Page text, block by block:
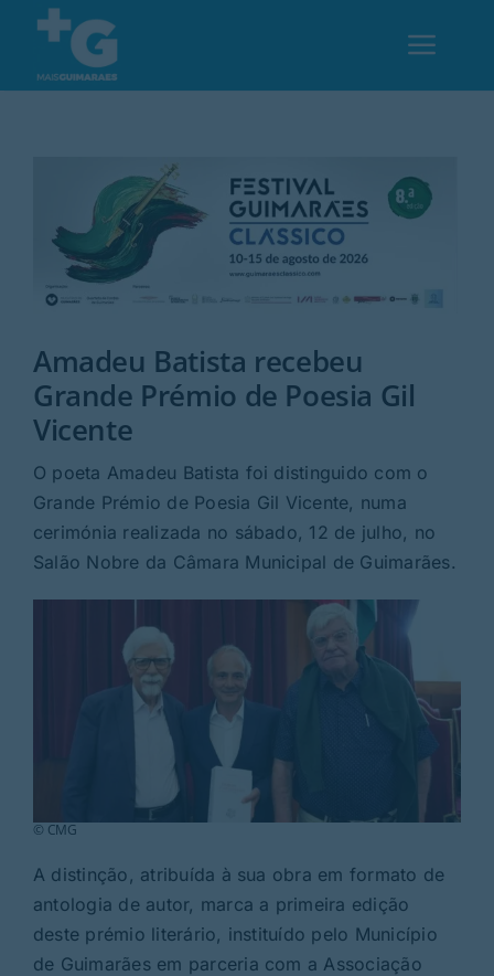
content
Desporto
Opinião
Região
Rubricas
Jornal
Amadeu Batista recebeu
Grande Prémio de Poesia Gil
Vicente
O poeta Amadeu Batista foi distinguido com o
Grande Prémio de Poesia Gil Vicente, numa
cerimónia realizada no sábado, 12 de julho, no
Salão Nobre da Câmara Municipal de Guimarães.
© CMG
A distinção, atribuída à sua obra em formato de
antologia de autor, marca a primeira edição
deste prémio literário, instituído pelo Município
de Guimarães em parceria com a Associação